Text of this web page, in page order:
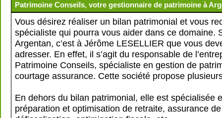
Patrimoine Conseils, votre gestionnaire de patrimoine à
Vous désirez réaliser un bilan patrimonial et vous
spécialiste qui pourra vous aider dans ce domaine.
Argentan, c’est à Jérôme LESELLIER que vous
adresser. En effet, il s’agit du responsable de
Patrimoine Conseils, spécialiste en gestion de
courtage assurance. Cette société propose
En dehors du bilan patrimonial, elle est spécialisée
préparation et optimisation de retraite, assurance